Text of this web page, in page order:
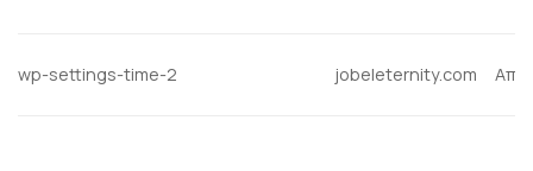
wp-settings-time-2 jobeleternity.com